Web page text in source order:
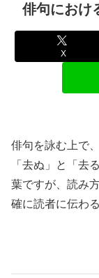
俳句におけ
X
俳句を詠む上で
「去ぬ」と「去
葉ですが、読み
確に読者に伝わ